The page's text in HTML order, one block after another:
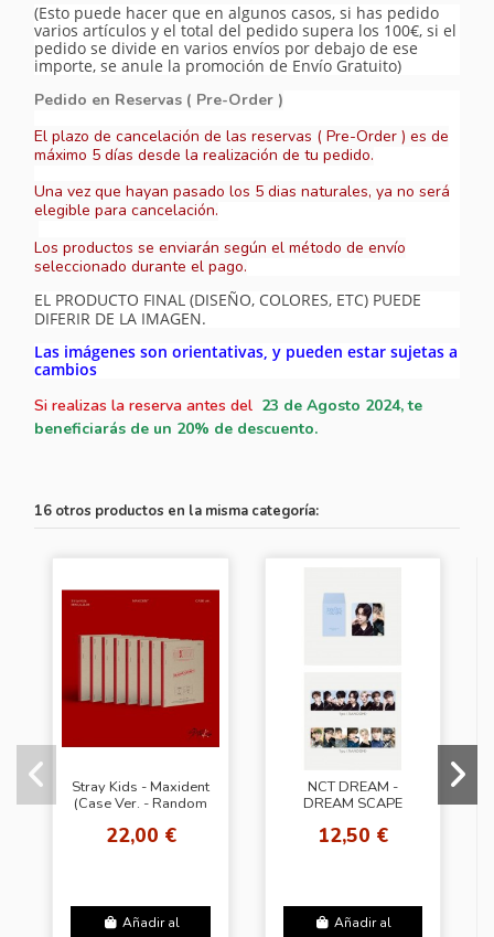
(Esto puede hacer que en algunos casos, si has pedido
varios artículos y el total del pedido supera los 100€, si el
pedido se divide en varios envíos por debajo de ese
importe, se anule la promoción de Envío Gratuito)
Pedido en Reservas ( Pre-Order )
El plazo de cancelación de las reservas ( Pre-Order ) es de
máximo 5 días desde la realización de tu pedido.
Una vez que hayan pasado los 5 dias naturales, ya no será
elegible para cancelación.
Los productos se enviarán según el método de envío
seleccionado durante el pago.
EL PRODUCTO FINAL (DISEÑO, COLORES, ETC) PUEDE
DIFERIR DE LA IMAGEN.
Las imágenes son orientativas, y pueden estar sujetas a
cambios
Si realizas la reserva antes del 23 de Agosto 2024, te
beneficiarás de un 20% de descuento.
16 otros productos en la misma categoría:
Stray Kids - Maxident
(Case Ver. - Random
22,00 €
Añadir al
NCT DREAM -
DREAM SCAPE
CARD PACK SET. A
12,50 €
Añadir al